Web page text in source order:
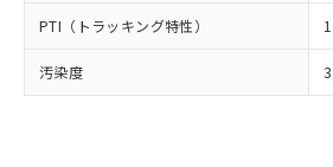
PTI（トラッキング特性）
汚染度
※当社の共同利用者とは
用者の範囲」に記載さ
EU RoHS指令（10物質）の非
51物質の非含有証明書（当社
※本証明書は発行日時点で非
るもので、過去に遡って非含